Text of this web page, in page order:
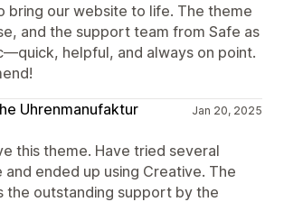
bring our website to life. The theme
and the support team from Safe as
helpful, and always on point.
Uhrenmanufaktur
Jan 20, 2025
this theme. Have tried several
ended up using Creative. The
the outstanding support by the